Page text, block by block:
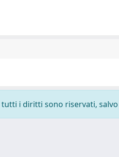
i diritti sono riservati,